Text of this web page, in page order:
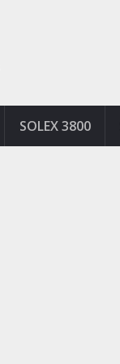
SOLEX 3800